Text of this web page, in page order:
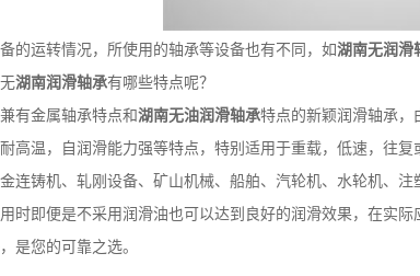
的运转情况，所使用的轴承等设备也有不同，如湖南无润滑
湖南润滑轴承有哪些特点呢？
有金属轴承特点和湖南无油润滑轴承特点的新颖润滑轴承，
高温，自润滑能力强等特点，特别适用于重载，低速，往
连铸机、轧刚设备、矿山机械、船舶、汽轮机、水轮机、注
时即便是不采用润滑油也可以达到良好的润滑效果，在实
是您的可靠之选。